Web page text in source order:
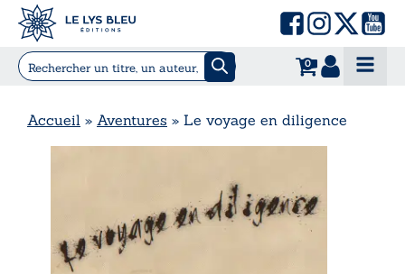
0
Accueil » Aventures » Le voyage en diligence